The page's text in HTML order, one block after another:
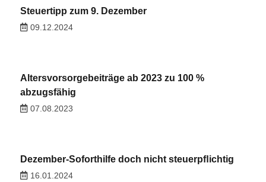
Steuertipp zum 9. Dezember
09.12.2024
Altersvorsorgebeiträge ab 2023 zu 100 %
abzugsfähig
07.08.2023
Dezember-Soforthilfe doch nicht steuerpﬂichtig
16.01.2024